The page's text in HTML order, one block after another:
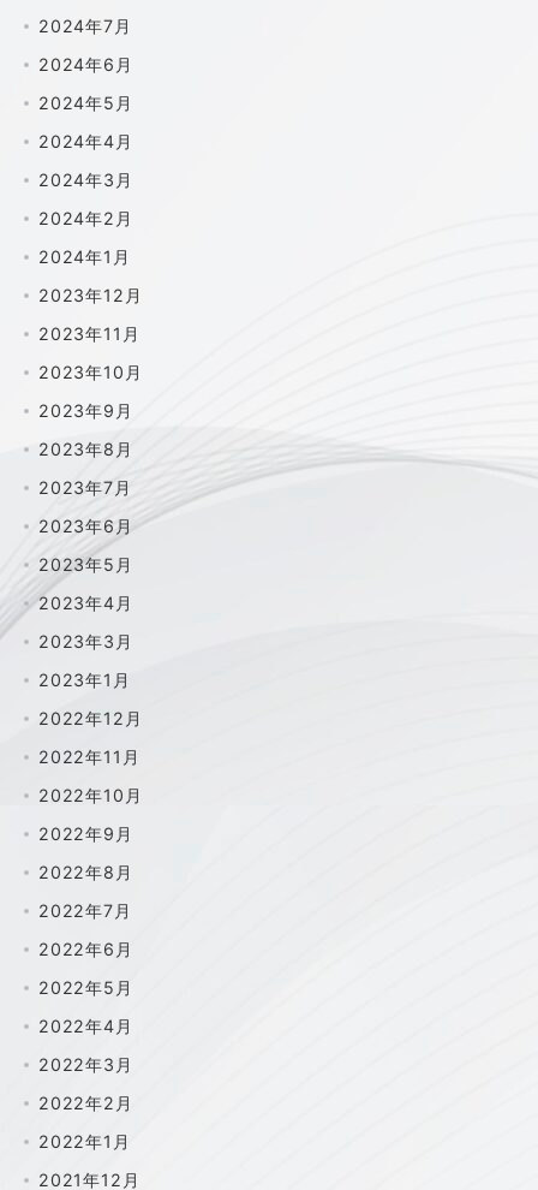
2024年7月
2024年6月
2024年5月
2024年4月
2024年3月
2024年2月
2024年1月
2023年12月
2023年11月
2023年10月
2023年9月
2023年8月
2023年7月
2023年6月
2023年5月
2023年4月
2023年3月
2023年1月
2022年12月
2022年11月
2022年10月
2022年9月
2022年8月
2022年7月
2022年6月
2022年5月
2022年4月
2022年3月
2022年2月
2022年1月
2021年12月